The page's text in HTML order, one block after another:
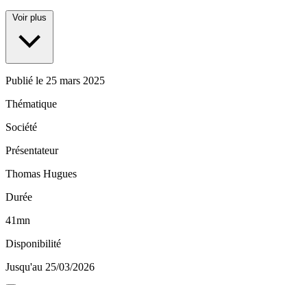
Voir plus
Publié le 25 mars 2025
Thématique
Société
Présentateur
Thomas Hugues
Durée
41mn
Disponibilité
Jusqu'au 25/03/2026